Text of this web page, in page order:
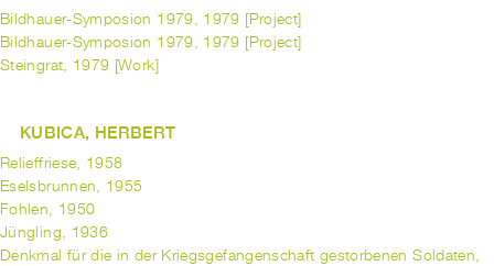
Bildhauer-Symposion 1979, 1979 [Project]
Bildhauer-Symposion 1979, 1979 [Project]
Steingrat, 1979 [Work]
KUBICA, HERBERT
Relieffriese, 1958
Eselsbrunnen, 1955
Fohlen, 1950
Jüngling, 1936
Denkmal für die in der Kriegsgefangenschaft gestorbenen Soldaten,